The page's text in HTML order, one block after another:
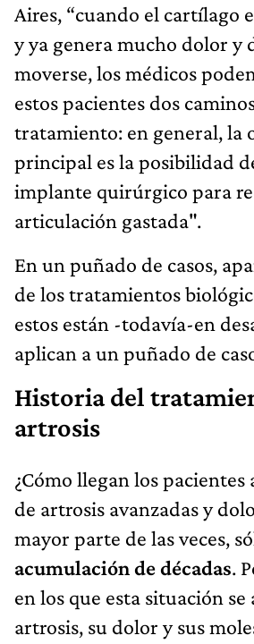
Aires, “cuando el cartílago
y ya genera mucho dolor y
moverse, los médicos
estos pacientes dos
tratamiento: en general, la
principal es la posibilidad
implante quirúrgico para
articulación gastada".
En un puñado de casos,
de los tratamientos
estos están -todavía-en
aplican a un puñado de
Historia del
artrosis
¿Cómo llegan los pacientes
de artrosis avanzadas y
mayor parte de las veces,
acumulación de décadas.
en los que esta situación se
artrosis, su dolor y sus